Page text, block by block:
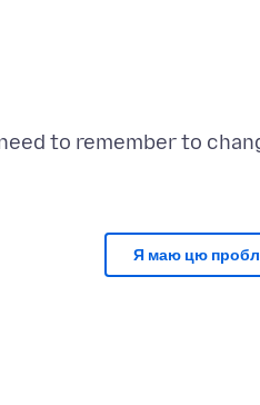
to remember to
Я маю цю